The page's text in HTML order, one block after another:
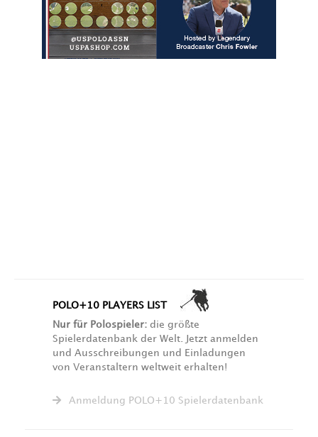
POLO+10 PLAYERS LIST
Nur für Polospieler: die größte
Spielerdatenbank der Welt. Jetzt anmelden
und Ausschreibungen und Einladungen
von Veranstaltern weltweit erhalten!
Anmeldung POLO+10 Spielerdatenbank